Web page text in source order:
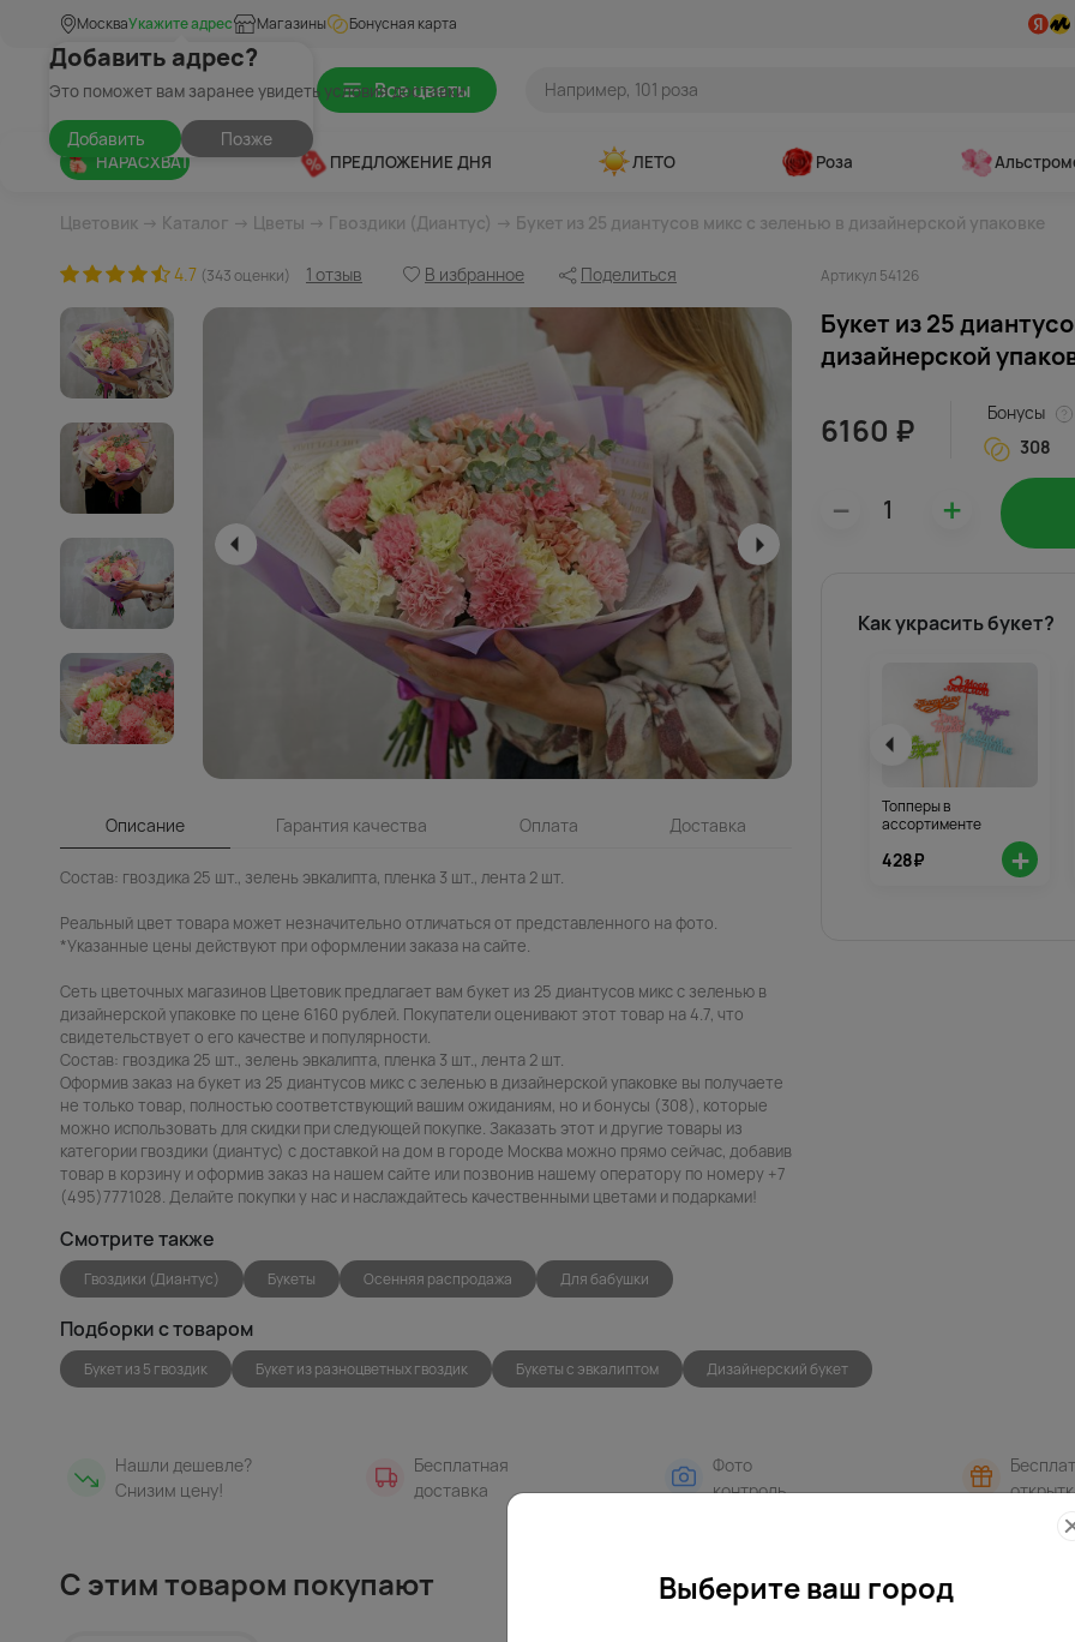
МоскваУкажите адрес
Добавить адрес?
Это поможет вам заранее увидеть условия доставки
Добавить Позже
Магазины Бонусная карта
Все цветы
НАРАСХВАТ ПРЕДЛОЖЕНИЕ ДНЯ ЛЕТО Роза
Цветовик → Каталог → Цветы → Гвоздики (Диантус) → Букет из 25 диантусов микс с зеленью в дизайнерской упаковке
4.7 (343 оценки) 1 отзыв В избранное Поделиться Артикул 54126
Описание Гарантия качества Оплата Доставка
Состав: гвоздика 25 шт., зелень эвкалипта, пленка 3 шт., лента 2 шт.
Реальный цвет товара может незначительно отличаться от представленного на фото.
*Указанные цены действуют при оформлении заказа на сайте.
Сеть цветочных магазинов Цветовик предлагает вам букет из 25 диантусов микс с зеленью в
дизайнерской упаковке по цене 6160 рублей. Покупатели оценивают этот товар на 4.7, что
свидетельствует о его качестве и популярности.
Состав: гвоздика 25 шт., зелень эвкалипта, пленка 3 шт., лента 2 шт.
Оформив заказ на букет из 25 диантусов микс с зеленью в дизайнерской упаковке вы получаете
не только товар, полностью соответствующий вашим ожиданиям, но и бонусы (308), которые
можно использовать для скидки при следующей покупке. Заказать этот и другие товары из
категории гвоздики (диантус) с доставкой на дом в городе Москва можно прямо сейчас, добавив
товар в корзину и оформив заказ на нашем сайте или позвонив нашему оператору по номеру +7
(495)7771028. Делайте покупки у нас и наслаждайтесь качественными цветами и подарками!
Букет из 25
дизайнерской
6160 ₽
Бонусы
308
– +
Как украсить букет?
Топперы в
ассортименте
428₽ +
Смотрите также
Гвоздики (Диантус) Букеты Осенняя распродажа Для бабушки
Подборки с товаром
Букет из 5 гвоздик Букет из разноцветных гвоздик Букеты с эвкалиптом Дизайнерский букет
Нашли дешевле?
Снизим цену!
Бесплатная
доставка
Фото
контроль
С этим товаром покупают Выберите ваш город